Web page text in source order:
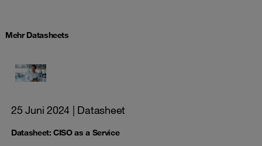
Mehr Datasheets
25 Juni 2024 | Datasheet
Datasheet: CISO as a Service